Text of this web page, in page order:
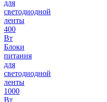
для
светодиодной
ленты
400
Вт
Блоки
питания
для
светодиодной
ленты
1000
Вт